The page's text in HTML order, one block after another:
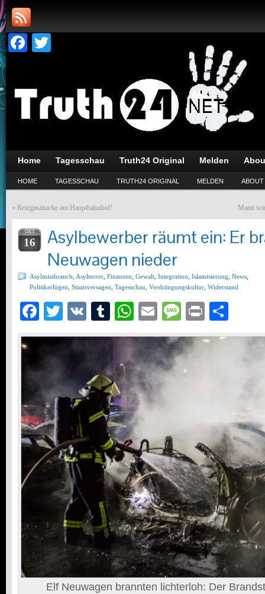
Facebook
Home Tagesschau Truth24 Original Melden
HOME TAGESSCHAU TRUTH24 ORIGINAL MELDEN ABOUT
« Reizgasattacke am Hauptbahnhof! Mann
OKT
16
Asylbewerber räumt ein: Er
Neuwagen nieder
Asylmissbrauch Asylterror Finanzen Gewalt Integration Islamisierung News
Politikerlügen Staatsversagen Tagesschau Verdrängungskultur Widerstand
Facebook
Twitter
VK Tumblr
WhatsApp
EmailMessage
Print
Elf Neuwagen brannten lichterloh: Der